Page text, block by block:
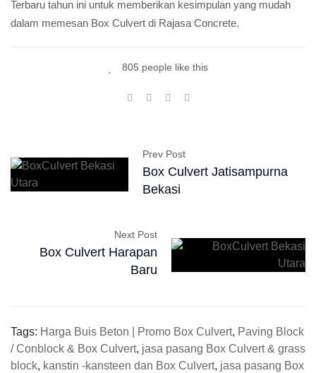
Terbaru tahun ini untuk memberikan kesimpulan yang mudah
dalam memesan Box Culvert di Rajasa Concrete.
805 people like this
Prev Post
Box Culvert Jatisampurna
Bekasi
Next Post
Box Culvert Harapan
Baru
Tags: Harga Buis Beton | Promo Box Culvert, Paving Block
/ Conblock & Box Culvert, jasa pasang Box Culvert & grass
block, kanstin -kansteen dan Box Culvert, jasa pasang Box